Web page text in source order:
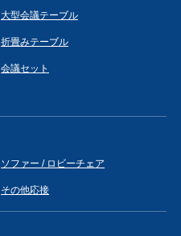
大型会議テーブル
折畳みテーブル
会議セット
ソファー / ロビーチェア
その他応接